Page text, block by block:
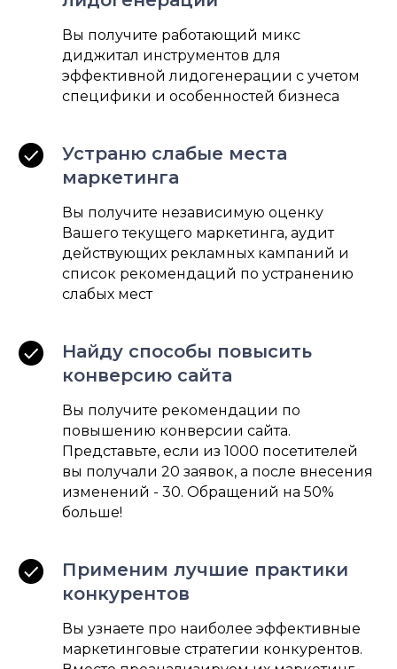
Вы получите работающий микс
диджитал инструментов для
эффективной лидогенерации с учетом
специфики и особенностей бизнеса
Устраню слабые места
маркетинга
Вы получите независимую оценку
Вашего текущего маркетинга, аудит
действующих рекламных кампаний и
список рекомендаций по устранению
слабых мест
Найду способы повысить
конверсию сайта
Вы получите рекомендации по
повышению конверсии сайта.
Представьте, если из 1000 посетителей
вы получали 20 заявок, а после внесения
изменений - 30. Обращений на 50%
больше!
Применим лучшие практики
конкурентов
Вы узнаете про наиболее эффективные
маркетинговые стратегии конкурентов.